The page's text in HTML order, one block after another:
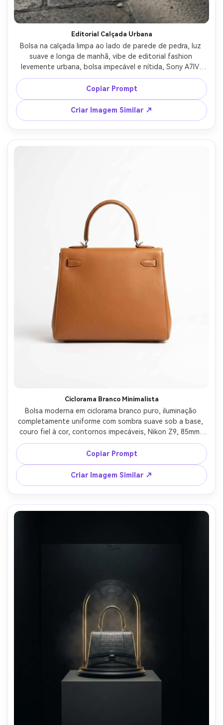
Editorial Calçada Urbana
Bolsa na calçada limpa ao lado de parede de pedra, luz
suave e longa de manhã, vibe de editorial fashion
levemente urbana, bolsa impecável e nítida, Sony A7IV,
35mm, f/2.8, textura realista de rua, tons sóbrios, clima
de campanha de alto padrão --ar 4:5
Copiar Prompt
Criar Imagem Similar ↗
Ciclorama Branco Minimalista
Bolsa moderna em ciclorama branco puro, iluminação
completamente uniforme com sombra suave sob a base,
couro fiel à cor, contornos impecáveis, Nikon Z9, 85mm,
f/9, foto ecommerce em alta resolução, sem distrações,
visual perfeito para recorte --ar 4:5
Copiar Prompt
Criar Imagem Similar ↗